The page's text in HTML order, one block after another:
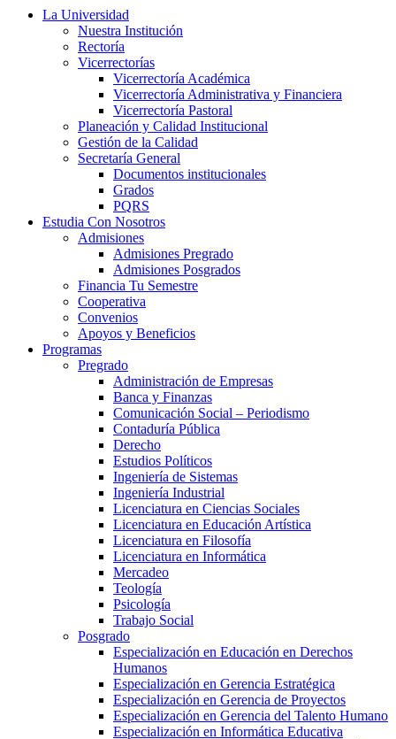
La Universidad
Nuestra Institución
Rectoría
Vicerrectorías
Vicerrectoría Académica
Vicerrectoría Administrativa y Financiera
Vicerrectoría Pastoral
Planeación y Calidad Institucional
Gestión de la Calidad
Secretaría General
Documentos institucionales
Grados
PQRS
Estudia Con Nosotros
Admisiones
Admisiones Pregrado
Admisiones Posgrados
Financia Tu Semestre
Cooperativa
Convenios
Apoyos y Beneficios
Programas
Pregrado
Administración de Empresas
Banca y Finanzas
Comunicación Social – Periodismo
Contaduría Pública
Derecho
Estudios Políticos
Ingeniería de Sistemas
Ingeniería Industrial
Licenciatura en Ciencias Sociales
Licenciatura en Educación Artística
Licenciatura en Filosofía
Licenciatura en Informática
Mercadeo
Teología
Psicología
Trabajo Social
Posgrado
Especialización en Educación en Derechos
Humanos
Especialización en Gerencia Estratégica
Especialización en Gerencia de Proyectos
Especialización en Gerencia del Talento Humano
Especialización en Informática Educativa